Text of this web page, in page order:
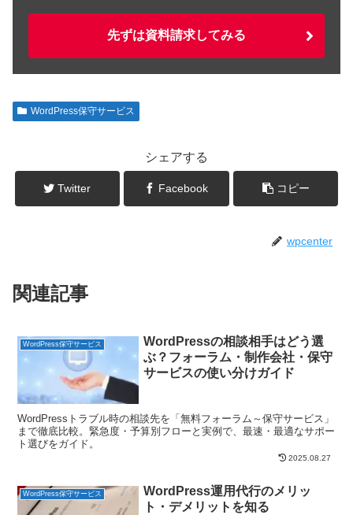
先ずは資料請求してみる
WordPress保守サービス
シェアする
Twitter Facebook コピー
wpcenter
関連記事
WordPress保守サービス
WordPressの相談相手はどう選
ぶ？フォーラム・制作会社・保守
サービスの使い分けガイド
WordPressトラブル時の相談先を「無料フォーラム～保守サービス」
まで徹底比較。緊急度・予算別フローと実例で、最速・最適なサポー
ト選びをガイド。
2025.08.27
WordPress保守サービス
WordPress運用代行のメリッ
ト・デメリットを知る